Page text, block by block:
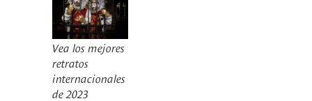
Vea los mejores
retratos
internacionales
de 2023